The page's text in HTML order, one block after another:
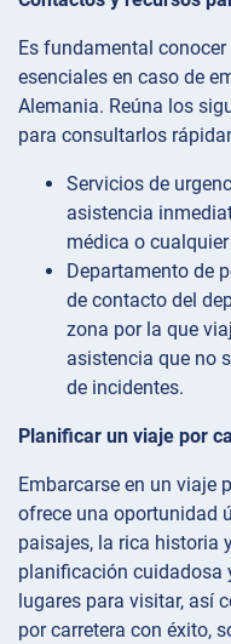
Es fundamental
esenciales en caso de
Alemania. Reúna los
para consultarlos
Servicios de
asistencia
médica o
Departamento de
de contacto del
zona por la que
asistencia que no
de incidentes.
Planificar un viaje por
Embarcarse en un viaje
ofrece una oportunidad
paisajes, la rica historia
planificación cuidadosa
lugares para visitar, así
por carretera con éxito,